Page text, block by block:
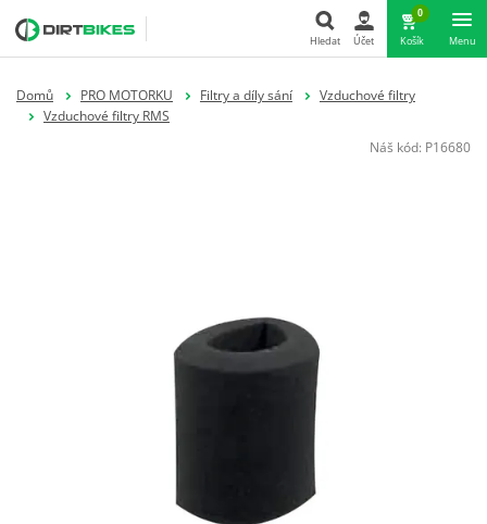
Hledat
Hledat Účet
0
Košík Menu
Domů PRO MOTORKU Filtry a díly sání
Vzduchové filtry
Vzduchové filtry RMS
Náš kód: P16680